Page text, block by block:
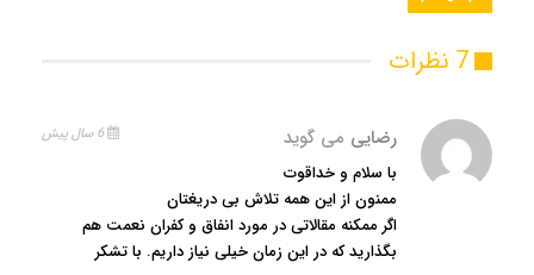
7 نظرات
رضایی می گوید 6 سال پیش
با سلام و خداقوت
ممنون از این همه تلاش بی دریغتان
اگر ممکنه مقالاتی در مورد انفاق و کفران نعمت هم
بگذارید که در این زمان خیلی نیاز داریم. با تشکر